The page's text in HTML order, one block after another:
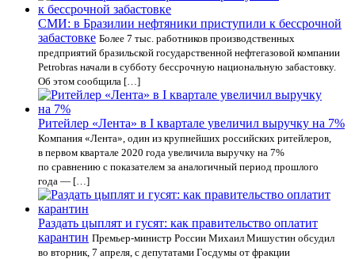
СМИ: в Бразилии нефтяники приступили к бессрочной
забастовке Более 7 тыс. работников производственных
предприятий бразильской государственной нефтегазовой компании
Petrobras начали в субботу бессрочную национальную забастовку.
Об этом сообщила […]
Ритейлер «Лента» в I квартале увеличил выручку на 7%
Компания «Лента», один из крупнейших российских ритейлеров,
в первом квартале 2020 года увеличила выручку на 7%
по сравнению с показателем за аналогичный период прошлого
года — […]
Раздать цыплят и гусят: как правительство оплатит
карантин Премьер-министр России Михаил Мишустин обсудил
во вторник, 7 апреля, с депутатами Госдумы от фракции